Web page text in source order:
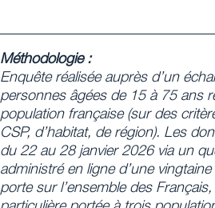
Méthodologie :
Enquête réalisée auprès d’un
personnes âgées de 15 à 75 ans
population française (sur des
CSP, d’habitat, de région). Les
du 22 au 28 janvier 2026 via un
administré en ligne d’une
porte sur l’ensemble des